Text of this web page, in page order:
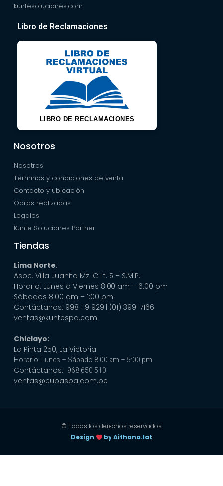
kuntesoluciones.com
Libro de Reclamaciones
LIBRO DE RECLAMACIONES
Nosotros
Nosotros
Términos y condiciones de venta
Contacto y ubicación
Obras realizadas
Legales
Kunte Soluciones Partner
Tiendas
Lima Norte:
Asoc. Villa Juanita Mz. C Lt. 5 – S.M.P.
Horario: Lunes a Viernes 8:00 am – 6:00 pm
Sábados 8:00 am – 1:00 pm
Contáctanos: 998 119 929 | (01) 399-7166
ventas@kuntespa.com
Chiclayo:
La Pinta 250, La Victoria
Horario: Lunes – Sábado 8:00 am – 5:00 pm
Contáctanos: 968 650 510
ventas@cubaspa.com.pe
© Todos los derechos reservados
Design
by Aithana.lat